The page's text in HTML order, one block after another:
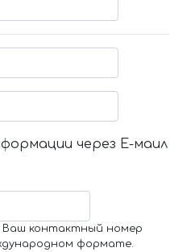
через Е-маил
контактный номер
формате.